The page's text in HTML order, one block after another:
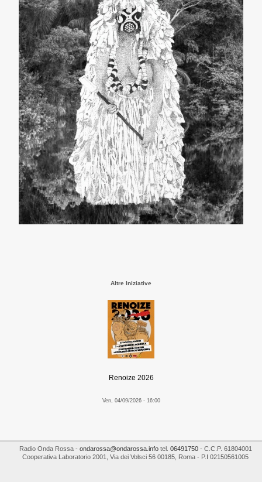
Altre Iniziative
Renoize 2026
Ven, 04/09/2026 - 16:00
Radio Onda Rossa- ondarossa@ondarossa.infotel. 06491750- C.C.P. 61804001
Cooperativa Laboratorio 2001
Via dei Volsci 56 00185 Roma - P.I 02150561005